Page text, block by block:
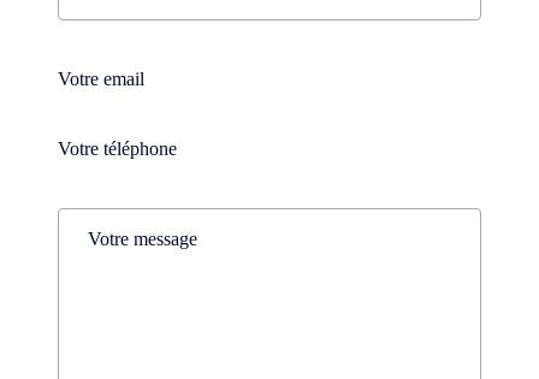
Téléphone(Nécessaire)
Téléphone(Nécessaire)
Comments